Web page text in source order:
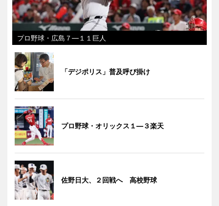
プロ野球・広島７―１１巨人
「デジポリス」普及呼び掛け
プロ野球・オリックス１―３楽天
佐野日大、２回戦へ 高校野球